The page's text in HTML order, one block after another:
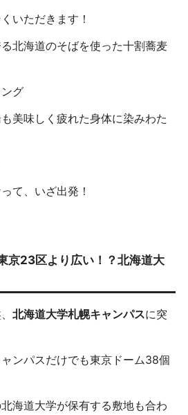
いただきます！
北海道のそばを使った十割蕎麦
美味しく疲れた身体に染みわた
て、いざ出発！
京23区より広い！？北海道大
北海道大学札幌キャンパスに突
ンパスだけでも東京ドーム38個
海道大学が保有する敷地も合わ